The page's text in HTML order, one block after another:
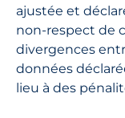
ajustée et
non-respect de
divergences
données
lieu à des